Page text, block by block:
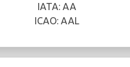
IATA: AA
ICAO: AAL